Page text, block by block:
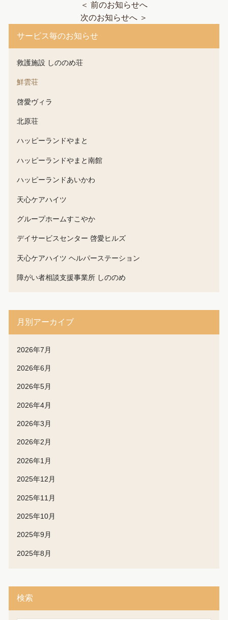
＜ 前のお知らせへ
次のお知らせへ ＞
サービス毎のお知らせ
救護施設 しののめ荘
鮮雲荘
啓愛ヴィラ
北原荘
ハッピーランドやまと
ハッピーランドやまと南館
ハッピーランドあいかわ
天心ケアハイツ
グループホームすこやか
デイサービスセンター 啓愛ヒルズ
天心ケアハイツ ヘルパーステーション
障がい者相談支援事業所 しののめ
月別アーカイブ
2026年7月
2026年6月
2026年5月
2026年4月
2026年3月
2026年2月
2026年1月
2025年12月
2025年11月
2025年10月
2025年9月
2025年8月
検索